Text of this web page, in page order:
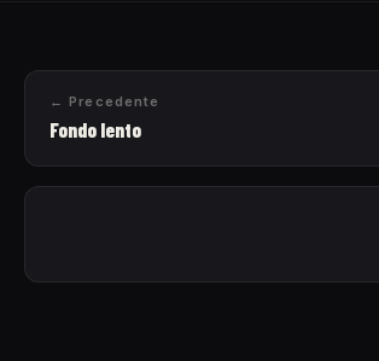
← Precedente
Fondo lento